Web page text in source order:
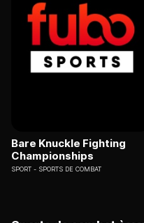
Bare Knuckle Fighting
Championships
SPORT SPORTS DE COMBAT